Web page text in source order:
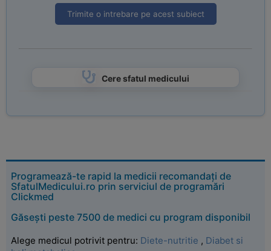
Trimite o intrebare pe acest subiect
Cere sfatul medicului
Programează-te rapid la medicii recomandați de
SfatulMedicului.ro prin serviciul de programări
Clickmed
Găsești peste 7500 de medici cu program disponibil
Alege medicul potrivit pentru: Diete-nutritie , Diabet si